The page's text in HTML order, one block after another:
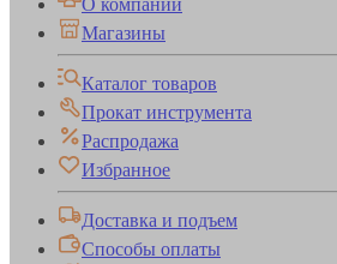
Магазины
Каталог товаров
Прокат инструмента
Распродажа
Избранное
Доставка и подъем
Способы оплаты